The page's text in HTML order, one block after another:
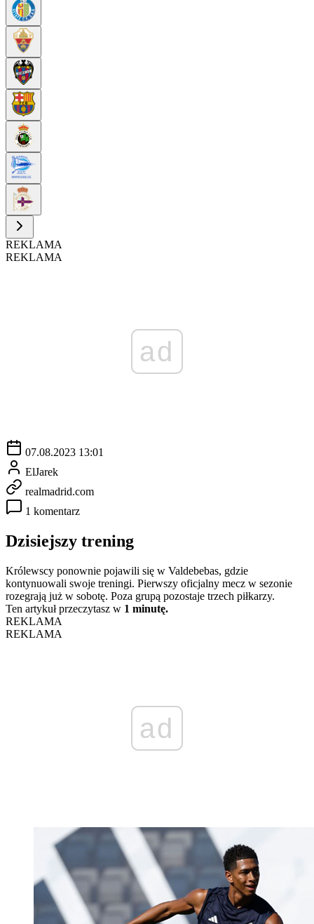
REKLAMA
REKLAMA
ad
07.08.2023 13:01
ElJarek
realmadrid.com
1 komentarz
Dzisiejszy trening
Królewscy ponownie pojawili się w Valdebebas, gdzie
kontynuowali swoje treningi. Pierwszy oficjalny mecz w sezonie
rozegrają już w sobotę. Poza grupą pozostaje trzech piłkarzy.
Ten artykuł przeczytasz w 1 minutę.
REKLAMA
REKLAMA
ad